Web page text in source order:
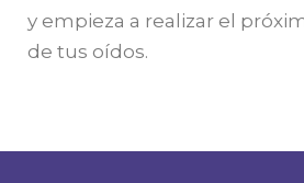
y empieza a realizar el
de tus oídos.